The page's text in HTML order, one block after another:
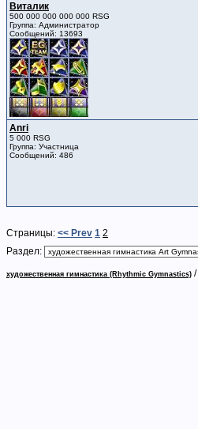
Виталик
500 000 000 000 000 RSG
Группа: Администратор
Сообщений: 13693
Anri
5 000 RSG
Группа: Участница
Сообщений: 486
Страницы: << Prev 1 2
Раздел:
художественная гимнастика (Rhythmic Gymnastics) /